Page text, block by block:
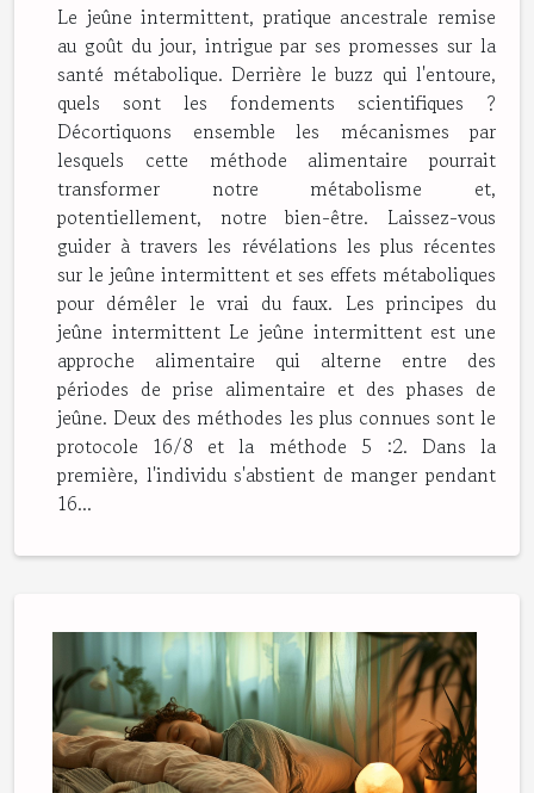
Le jeûne intermittent, pratique ancestrale remise
au goût du jour, intrigue par ses promesses sur la
santé métabolique. Derrière le buzz qui l'entoure,
quels sont les fondements scientifiques ?
Décortiquons ensemble les mécanismes par
lesquels cette méthode alimentaire pourrait
transformer notre métabolisme et,
potentiellement, notre bien-être. Laissez-vous
guider à travers les révélations les plus récentes
sur le jeûne intermittent et ses effets métaboliques
pour démêler le vrai du faux. Les principes du
jeûne intermittent Le jeûne intermittent est une
approche alimentaire qui alterne entre des
périodes de prise alimentaire et des phases de
jeûne. Deux des méthodes les plus connues sont le
protocole 16/8 et la méthode 5 :2. Dans la
première, l'individu s'abstient de manger pendant
16...